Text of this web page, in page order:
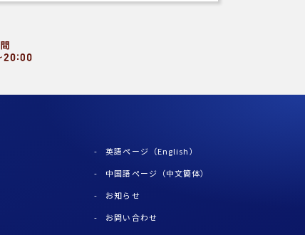
英語ページ（English）
中国語ページ（中文簡体）
お知らせ
お問い合わせ